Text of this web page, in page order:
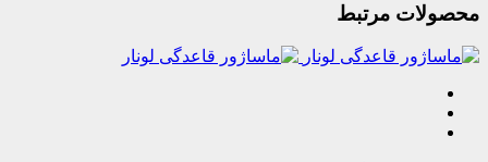
محصولات مرتبط